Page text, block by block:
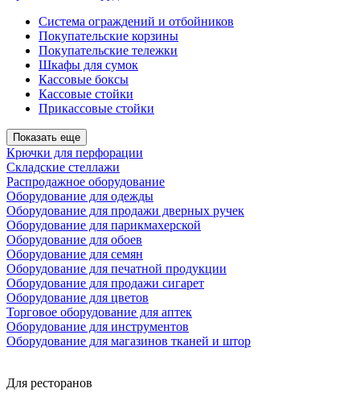
Система ограждений и отбойников
Покупательские корзины
Покупательские тележки
Шкафы для сумок
Кассовые боксы
Кассовые стойки
Прикассовые стойки
Показать еще
Крючки для перфорации
Складские стеллажи
Распродажное оборудование
Оборудование для одежды
Оборудование для продажи дверных ручек
Оборудование для парикмахерской
Оборудование для обоев
Оборудование для семян
Оборудование для печатной продукции
Оборудование для продажи сигарет
Оборудование для цветов
Торговое оборудование для аптек
Оборудование для инструментов
Оборудование для магазинов тканей и штор
Для ресторанов